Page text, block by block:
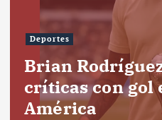
Deportes
Brian
críticas con gol
América